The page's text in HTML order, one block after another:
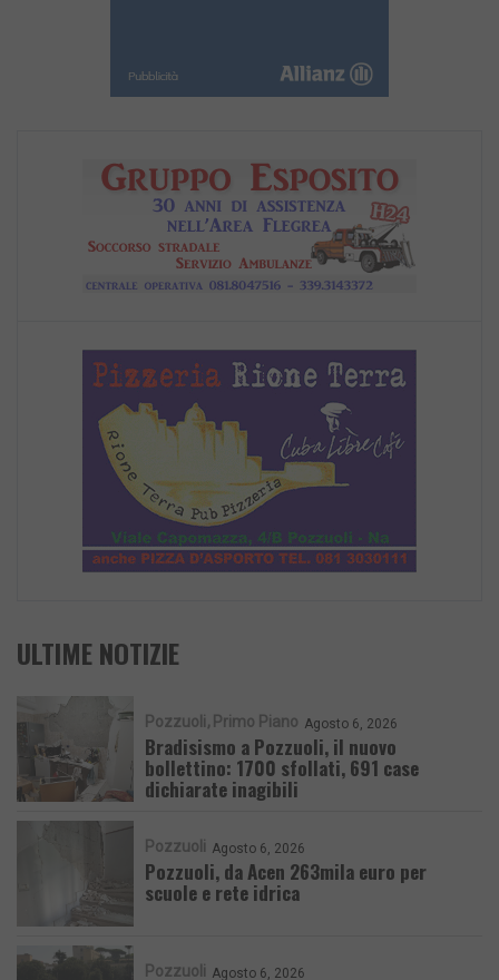
ULTIME NOTIZIE
Pozzuoli Primo Piano Agosto 6, 2026
Bradisismo a Pozzuoli, il nuovo
bollettino: 1700 sfollati, 691 case
dichiarate inagibili
Pozzuoli Agosto 6, 2026
Pozzuoli, da Acen 263mila euro per
scuole e rete idrica
Pozzuoli Agosto 6, 2026